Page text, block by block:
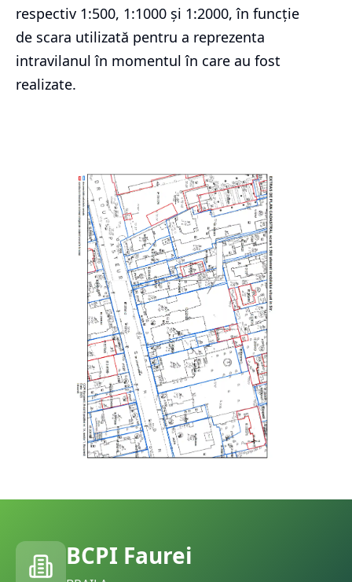
respectiv 1:500, 1:1000 și 1:2000, în funcție
de scara utilizată pentru a reprezenta
intravilanul în momentul în care au fost
realizate.
BCPI Faurei